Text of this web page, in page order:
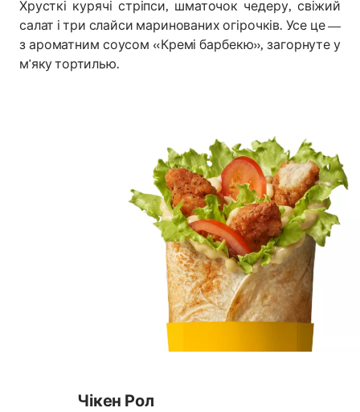
Хрусткі курячі стріпси, шматочок чедеру, свіжий
салат і три слайси маринованих огірочків. Усе це —
з ароматним соусом «Кремі барбекю», загорнуте у
м’яку тортилью.
Чікен Рол